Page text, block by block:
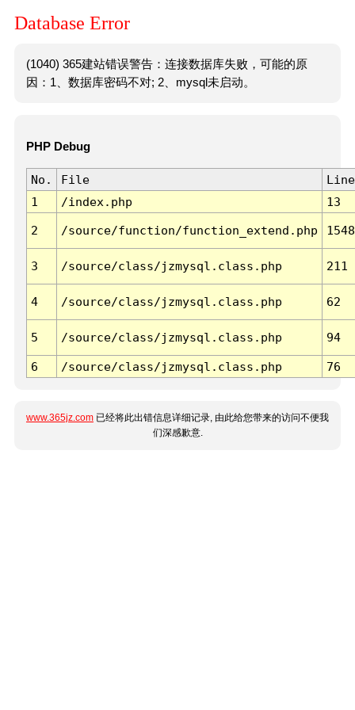
Database Error
(1040) 365建站错误警告：连接数据库失败，可能的原
因：1、数据库密码不对; 2、mysql未启动。
PHP Debug
No. File
Line
1
/index.php 13
2 /source/function/function_extend.php 1548
3 /source/class/jzmysql.class.php 211
4 /source/class/jzmysql.class.php 62
5 /source/class/jzmysql.class.php 94
6 /source/class/jzmysql.class.php 76
www.365jz.com 已经将此出错信息详细记录, 由此给您带来的访问不便我
们深感歉意.